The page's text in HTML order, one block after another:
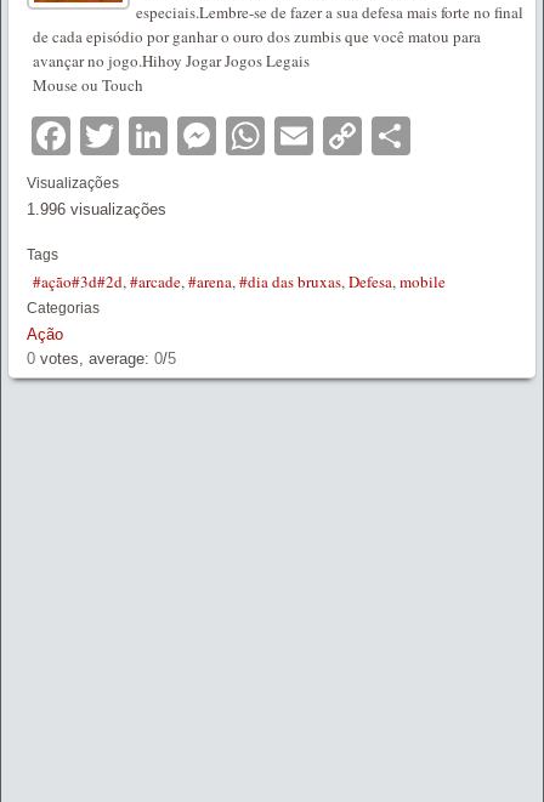
especiais.Lembre-se de fazer a sua defesa mais forte no final
de cada episódio por ganhar o ouro dos zumbis que você matou para
avançar no jogo.Hihoy Jogar Jogos Legais
Mouse ou Touch
Facebook
TwitterLinkedIn
Messenger
WhatsApp
EmailCopy
Visualizações
1.996 visualizações
Tags
#ação#3d#2d,#arcade,#arena,#dia das bruxas,Defesa,mobile
Categorias
Ação
0 votes, average: 0/5